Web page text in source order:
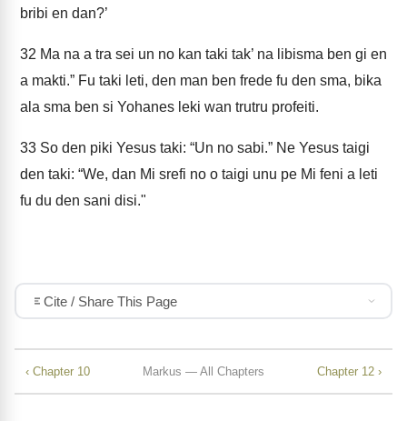
bribi en dan?’
32 Ma na a tra sei un no kan taki tak’ na libisma ben gi en
a makti.” Fu taki leti, den man ben frede fu den sma, bika
ala sma ben si Yohanes leki wan trutru profeiti.
33 So den piki Yesus taki: “Un no sabi.” Ne Yesus taigi
den taki: “We, dan Mi srefi no o taigi unu pe Mi feni a leti
fu du den sani disi."
Cite / Share This Page
‹ Chapter 10 Markus — All Chapters Chapter 12 ›